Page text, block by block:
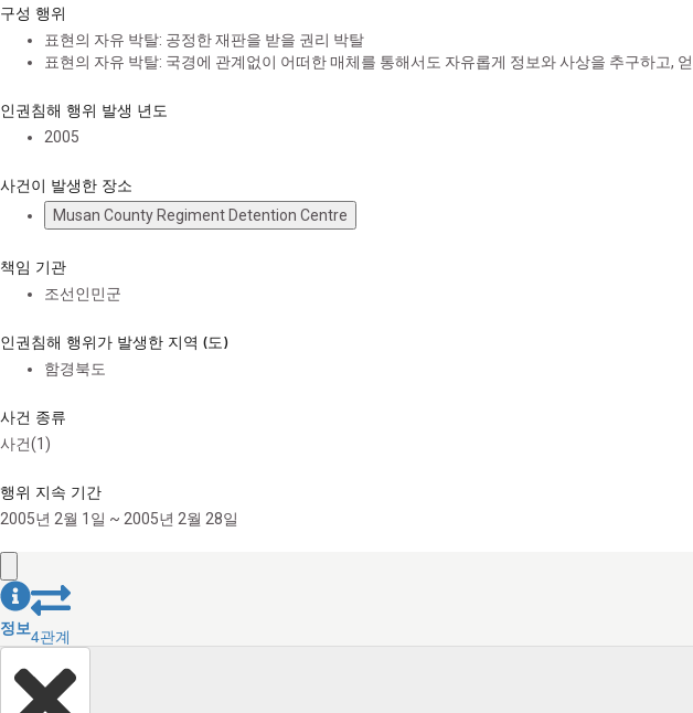
구성 행위
표현의 자유 박탈: 공정한 재판을 받을 권리 박탈
표현의 자유 박탈: 국경에 관계없이 어떠한 매체를 통해서도 자유롭게 정보와 사상을 추구하고,
인권침해 행위 발생 년도
2005
사건이 발생한 장소
Musan County Regiment Detention Centre
책임 기관
조선인민군
인권침해 행위가 발생한 지역 (도)
함경북도
사건 종류
사건(1)
행위 지속 기간
2005년 2월 1일 ~ 2005년 2월 28일
정보4관계